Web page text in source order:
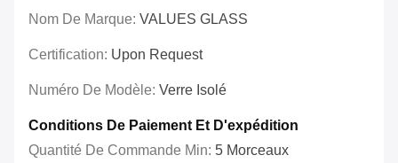
Nom De Marque: VALUES GLASS
Certification: Upon Request
Numéro De Modèle: Verre Isolé
Conditions De Paiement Et D'expédition
Quantité De Commande Min: 5 Morceaux